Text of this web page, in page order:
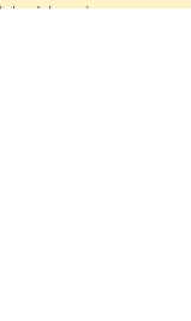
Ideen im